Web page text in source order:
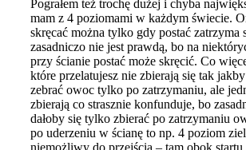
Pograłem też trochę dużej i chyba
mam z 4 poziomami w każdym świecie.
skręcać można tylko gdy postać zatrzyma
zasadniczo nie jest prawdą, bo na
przy ścianie postać może skręcić. Co
które przelatujesz nie zbierają się tak
zebrać owoc tylko po zatrzymaniu, ale
zbierają co strasznie konfunduje, bo
dałoby się tylko zbierać po zatrzymaniu
po uderzeniu w ścianę to np. 4 poziom
niemożliwy do przejścia – tam obok